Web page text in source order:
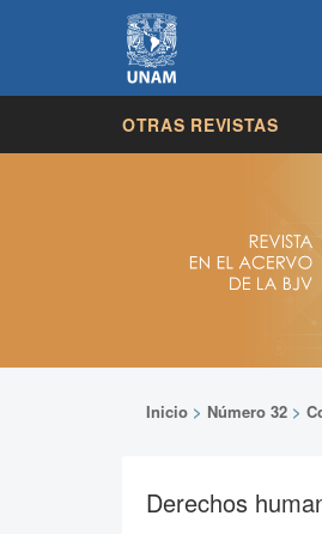
OTRAS REVISTAS
Inicio > Número 32 >
Derechos